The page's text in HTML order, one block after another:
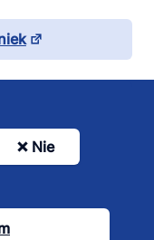
Nie